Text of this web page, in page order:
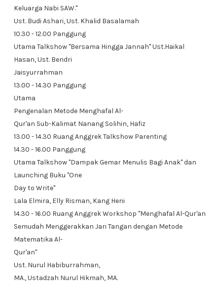
Keluarga Nabi SAW."
Ust. Budi Ashari, Ust. Khalid Basalamah
10.30 - 12.00 Panggung
Utama Talkshow "Bersama Hingga Jannah" Ust.Haikal
Hasan, Ust. Bendri
Jaisyurrahman
13.00 - 14.30 Panggung
Utama
Pengenalan Metode Menghafal Al-
Qur'an Sub-Kalimat Nanang Solihin, Hafiz
13.00 - 14.30 Ruang Anggrek Talkshow Parenting
14.30 - 16.00 Panggung
Utama Talkshow "Dampak Gemar Menulis Bagi Anak" dan
Launching Buku "One
Day to Write"
Lala Elmira, Elly Risman, Kang Heni
14.30 - 16.00 Ruang Anggrek Workshop "Menghafal Al-Qur'an
Semudah Menggerakkan Jari Tangan dengan Metode
Matematika Al-
Qur'an"
Ust. Nurul Habiburrahman,
MA., Ustadzah Nurul Hikmah, MA.